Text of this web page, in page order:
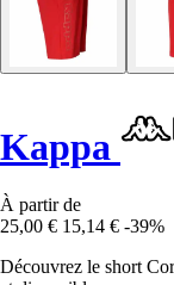
Kappa
À partir de
25,00 € 15,14 € -39%
Découvrez le short